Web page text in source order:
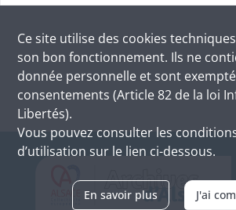
Ce site utilise des cookies
son bon fonctionnement. Ils ne
donnée personnelle et sont
consentements (Article 82 de la loi
Libertés).
Vous pouvez consulter les
d’utilisation sur le lien ci-dessous.
En savoir plus J'ai